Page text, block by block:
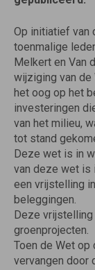
Op initiatief van
toenmalige
Melkert en Van
wijziging van
het oog op het
investeringen
van het milieu,
tot stand
Deze wet is in
van deze wet is
een vrijstelling
beleggingen.
Deze
groenprojecten.
Toen de Wet
vervangen door